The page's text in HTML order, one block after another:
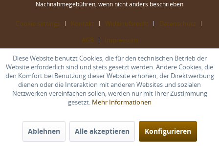
Nachnahmegebühren, wenn nicht anders beschrieben
Cookie settings Kontakt Widerrufsrecht
Datenschutz
AGB
Impressum
Diese Website benutzt Cookies, die für den technischen Betrieb der
Website erforderlich sind und stets gesetzt werden. Andere Cookies, die
den Komfort bei Benutzung dieser Website erhöhen, der Direktwerbung
dienen oder die Interaktion mit anderen Websites und sozialen
Netzwerken vereinfachen sollen, werden nur mit Ihrer Zustimmung
gesetzt. Mehr Informationen
Ablehnen Alle akzeptieren Konfigurieren